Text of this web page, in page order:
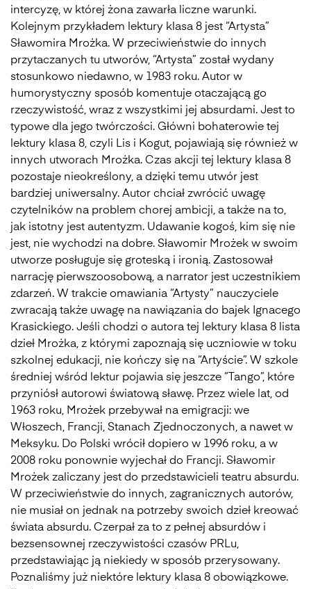
intercyzę, w której żona zawarła liczne warunki.
Kolejnym przykładem lektury klasa 8 jest “Artysta”
Sławomira Mrożka. W przeciwieństwie do innych
przytaczanych tu utworów, “Artysta” został wydany
stosunkowo niedawno, w 1983 roku. Autor w
humorystyczny sposób komentuje otaczającą go
rzeczywistość, wraz z wszystkimi jej absurdami. Jest to
typowe dla jego twórczości. Główni bohaterowie tej
lektury klasa 8, czyli Lis i Kogut, pojawiają się również w
innych utworach Mrożka. Czas akcji tej lektury klasa 8
pozostaje nieokreślony, a dzięki temu utwór jest
bardziej uniwersalny. Autor chciał zwrócić uwagę
czytelników na problem chorej ambicji, a także na to,
jak istotny jest autentyzm. Udawanie kogoś, kim się nie
jest, nie wychodzi na dobre. Sławomir Mrożek w swoim
utworze posługuje się groteską i ironią. Zastosował
narrację pierwszoosobową, a narrator jest uczestnikiem
zdarzeń. W trakcie omawiania “Artysty” nauczyciele
zwracają także uwagę na nawiązania do bajek Ignacego
Krasickiego. Jeśli chodzi o autora tej lektury klasa 8 lista
dzieł Mrożka, z którymi zapoznają się uczniowie w toku
szkolnej edukacji, nie kończy się na “Artyście”. W szkole
średniej wśród lektur pojawia się jeszcze “Tango”, które
przyniósł autorowi światową sławę. Przez wiele lat, od
1963 roku, Mrożek przebywał na emigracji: we
Włoszech, Francji, Stanach Zjednoczonych, a nawet w
Meksyku. Do Polski wrócił dopiero w 1996 roku, a w
2008 roku ponownie wyjechał do Francji. Sławomir
Mrożek zaliczany jest do przedstawicieli teatru absurdu.
W przeciwieństwie do innych, zagranicznych autorów,
nie musiał on jednak na potrzeby swoich dzieł kreować
świata absurdu. Czerpał za to z pełnej absurdów i
bezsensownej rzeczywistości czasów PRLu,
przedstawiając ją niekiedy w sposób przerysowany.
Poznaliśmy już niektóre lektury klasa 8 obowiązkowe.